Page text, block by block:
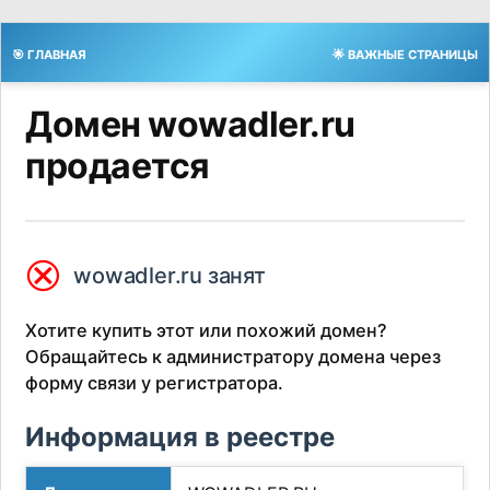
🎯 ГЛАВНАЯ 🌟 ВАЖНЫЕ СТРАНИЦЫ
Домен wowadler.ru
продается
⮿ wowadler.ru занят
Хотите купить этот или похожий домен?
Обращайтесь к администратору домена через
форму связи у регистратора.
Информация в реестре